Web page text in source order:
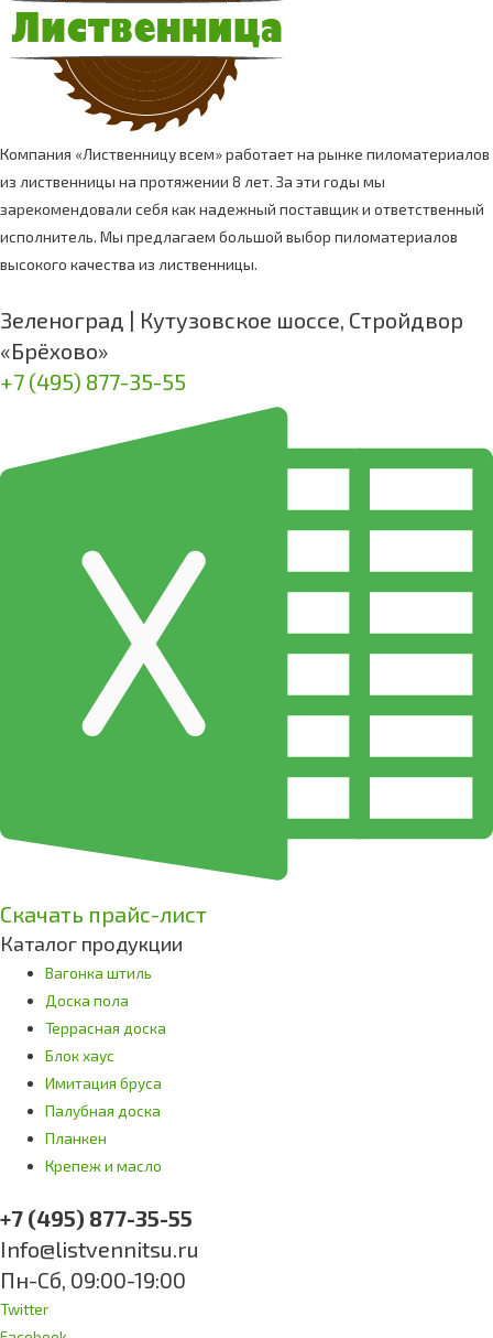
Компания «Лиственницу всем» работает на рынке пиломатериалов
из лиственницы на протяжении 8 лет. За эти годы мы
зарекомендовали себя как надежный поставщик и ответственный
исполнитель. Мы предлагаем большой выбор пиломатериалов
высокого качества из лиственницы.
Зеленоград | Кутузовское шоссе, Стройдвор
«Брёхово»
+7 (495) 877-35-55
Скачать прайс-лист
Каталог продукции
Вагонка штиль
Доска пола
Террасная доска
Блок хаус
Имитация бруса
Палубная доска
Планкен
Крепеж и масло
+7 (495) 877-35-55
Info@listvennitsu.ru
Пн-Сб, 09:00-19:00
Twitter